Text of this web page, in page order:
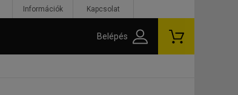
Információk Kapcsolat
Belépés